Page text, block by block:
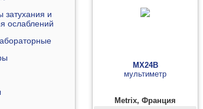
затухания и
ослаблений
MX24B
мультиметр
Metrix, Франция